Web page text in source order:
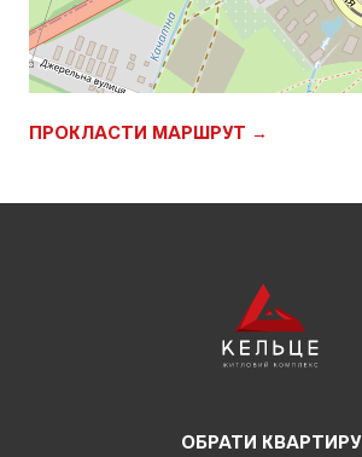
ПРОКЛАСТИ МАРШРУТ →
ОБРАТИ КВАРТИРУ